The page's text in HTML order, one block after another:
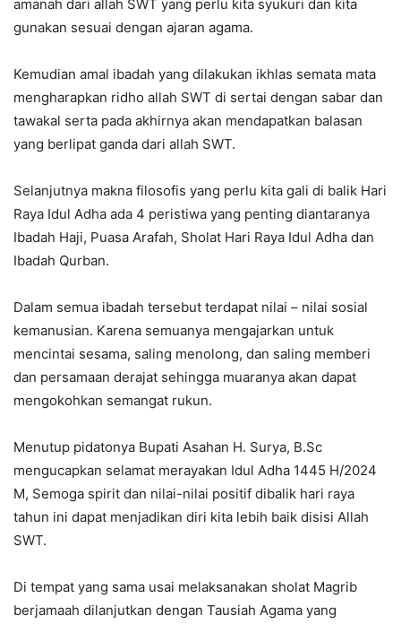
amanah dari allah SWT yang perlu kita syukuri dan kita
gunakan sesuai dengan ajaran agama.
Kemudian amal ibadah yang dilakukan ikhlas semata mata
mengharapkan ridho allah SWT di sertai dengan sabar dan
tawakal serta pada akhirnya akan mendapatkan balasan
yang berlipat ganda dari allah SWT.
Selanjutnya makna filosofis yang perlu kita gali di balik Hari
Raya Idul Adha ada 4 peristiwa yang penting diantaranya
Ibadah Haji, Puasa Arafah, Sholat Hari Raya Idul Adha dan
Ibadah Qurban.
Dalam semua ibadah tersebut terdapat nilai – nilai sosial
kemanusian. Karena semuanya mengajarkan untuk
mencintai sesama, saling menolong, dan saling memberi
dan persamaan derajat sehingga muaranya akan dapat
mengokohkan semangat rukun.
Menutup pidatonya Bupati Asahan H. Surya, B.Sc
mengucapkan selamat merayakan Idul Adha 1445 H/2024
M, Semoga spirit dan nilai-nilai positif dibalik hari raya
tahun ini dapat menjadikan diri kita lebih baik disisi Allah
SWT.
Di tempat yang sama usai melaksanakan sholat Magrib
berjamaah dilanjutkan dengan Tausiah Agama yang